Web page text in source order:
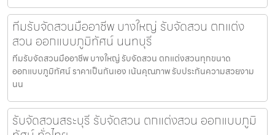
ทีมรับจัดสวนมืออาชีพ บางใหญ่ รับจัดสวน ตกแต่ง
สวน ออกแบบภูมิทัศน์ นนทบุรี
ทีมรับจัดสวนมืออาชีพ บางใหญ่ รับจัดสวน ตกแต่งสวนทุกขนาด
ออกแบบภูมิทัศน์ ราคาเป็นกันเอง เน้นคุณภาพ รับประกันความสวยงาม
นน
รับจัดสวนสระบุรี รับจัดสวน ตกแต่งสวน ออกแบบภูมิ